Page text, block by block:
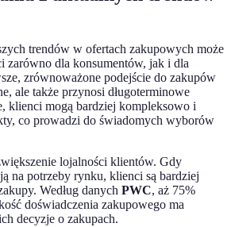
trendów w ofertach zakupowych może
zarówno dla konsumentów, jak i dla
zrównoważone podejście do zakupów
ale także przynosi długoterminowe
klienci mogą bardziej kompleksowo i
co prowadzi do świadomych wyborów
lojalności klientów. Gdy
na potrzeby rynku, klienci są bardziej
Według danych PWC, aż 75%
doświadczenia zakupowego ma
decyzje o zakupach.